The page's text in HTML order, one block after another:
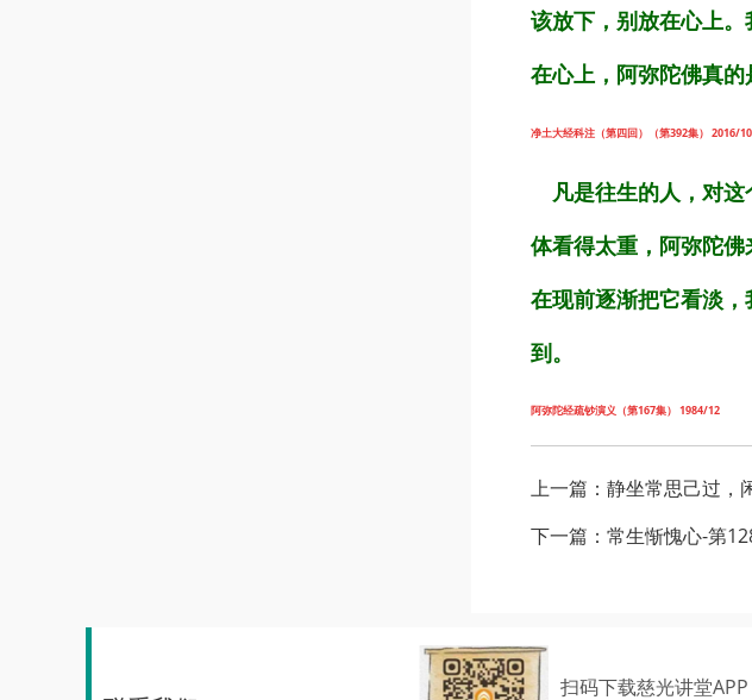
该放下，别放在心上
在心上，阿弥陀佛真的
净土大经科注（第四回）（第392集） 2016/
凡是往生的人，对这
体看得太重，阿弥陀
在现前逐渐把它看淡
到。
阿弥陀经疏钞演义（第167集） 1984/12
上一篇： 静坐常思己过，
下一篇： 常生惭愧心-第
扫码下载慈光讲堂APP